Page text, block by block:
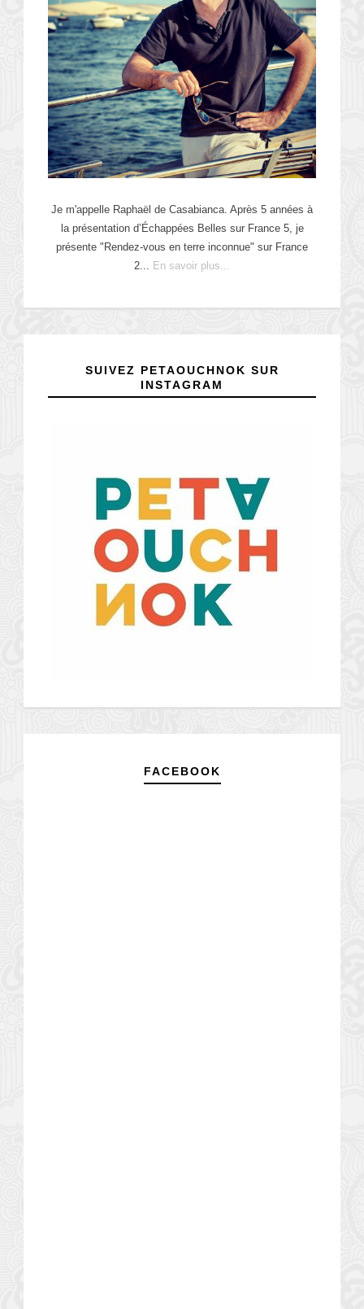
Je m'appelle Raphaël de Casabianca. Après 5 années à
la présentation d’Échappées Belles sur France 5, je
présente "Rendez-vous en terre inconnue" sur France
2... En savoir plus...
SUIVEZ PETAOUCHNOK SUR
INSTAGRAM
FACEBOOK